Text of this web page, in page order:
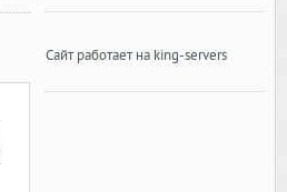
Сайт работает на king-servers